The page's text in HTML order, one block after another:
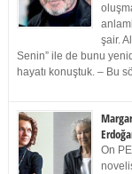
şair.
Senin” ile de bunu
hayatı konuştuk. – Bu
On